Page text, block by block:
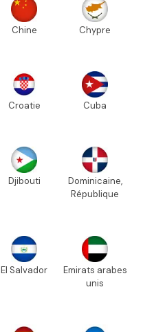
Chine Chypre
Croatie Cuba
Djibouti
Dominicaine,
République
El Salvador
Emirats arabes
unis